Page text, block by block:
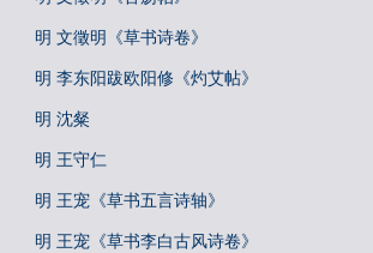
明 文徵明《草书诗卷》
明 李东阳跋欧阳修《灼艾帖》
明 沈粲
明 王守仁
明 王宠《草书五言诗轴》
明 王宠《草书李白古风诗卷》